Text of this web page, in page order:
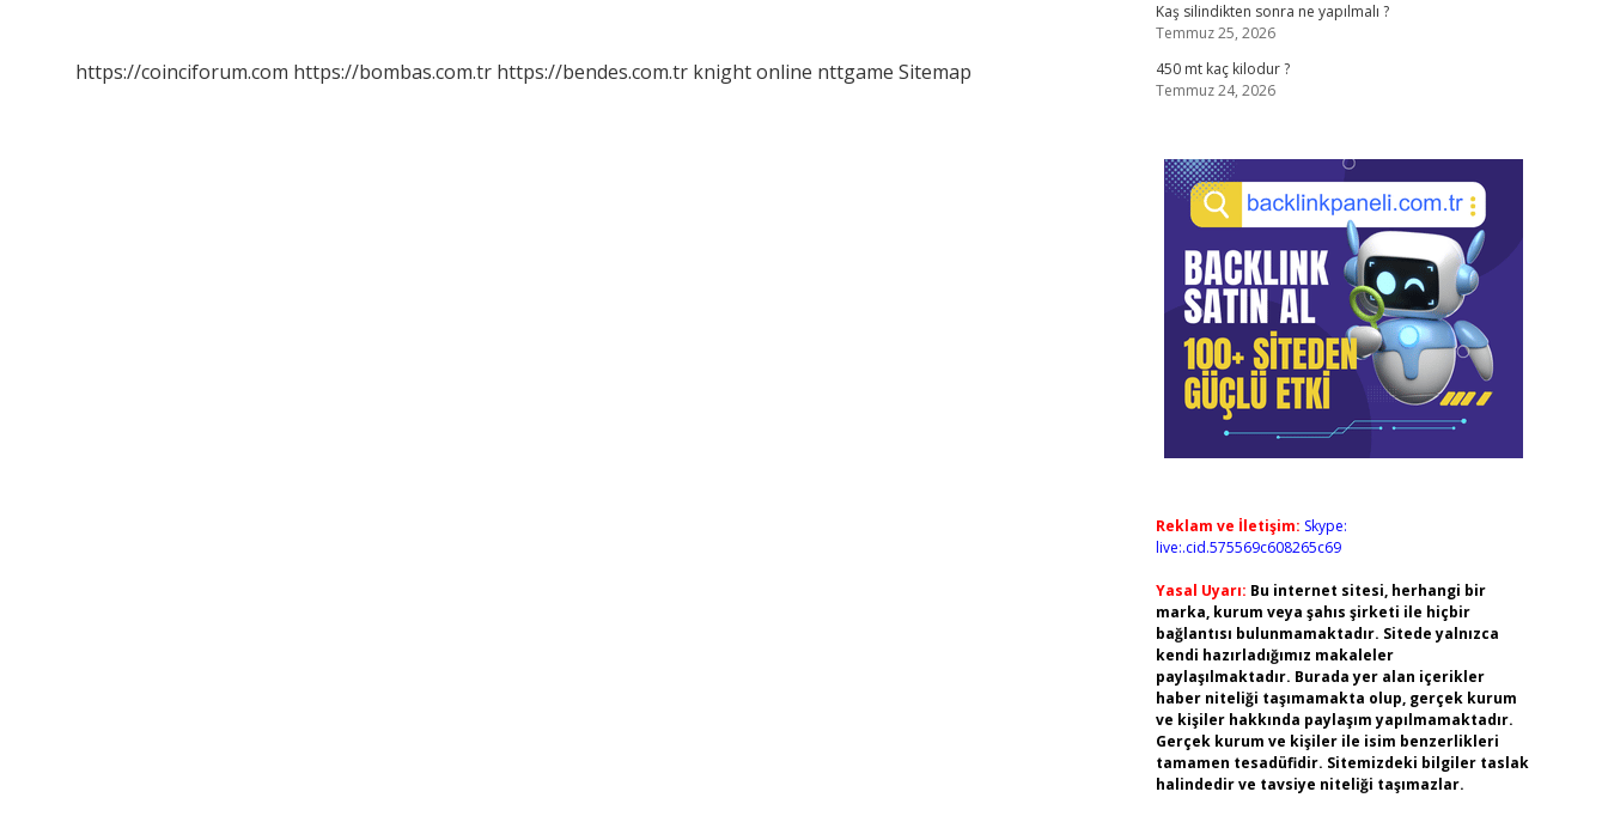
https://coinciforum.com https://bombas.com.tr https://bendes.com.tr knight online nttgame Sitemap
Kaş silindikten sonra ne yapılmalı ?
Temmuz 25, 2026
450 mt kaç kilodur ?
Temmuz 24, 2026
Reklam ve İletişim: Skype:
live:.cid.575569c608265c69
Yasal Uyarı: Bu internet sitesi, herhangi bir
marka, kurum veya şahıs şirketi ile hiçbir
bağlantısı bulunmamaktadır. Sitede yalnızca
kendi hazırladığımız makaleler
paylaşılmaktadır. Burada yer alan içerikler
haber niteliği taşımamakta olup, gerçek kurum
ve kişiler hakkında paylaşım yapılmamaktadır.
Gerçek kurum ve kişiler ile isim benzerlikleri
tamamen tesadüfidir. Sitemizdeki bilgiler taslak
halindedir ve tavsiye niteliği taşımazlar.